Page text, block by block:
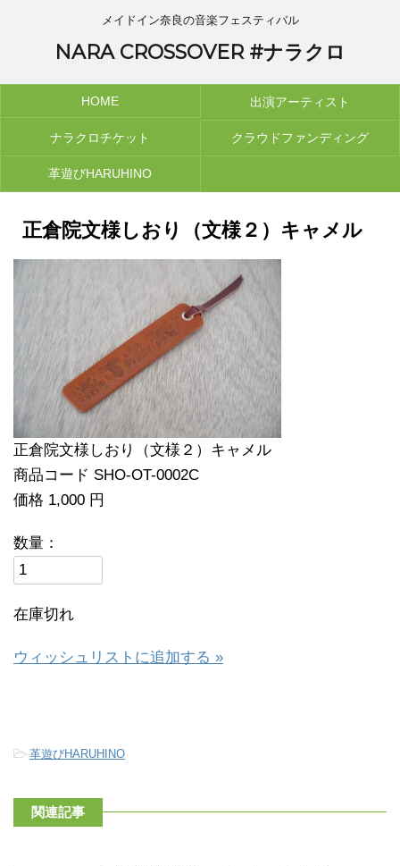
メイドイン奈良の音楽フェスティバル
NARA CROSSOVER #ナラクロ
HOME 出演アーティスト
ナラクロチケット クラウドファンディング
革遊びHARUHINO
正倉院文様しおり（文様２）キャメル
正倉院文様しおり（文様２）キャメル
商品コード SHO-OT-0002C
価格 1,000 円
数量：
在庫切れ
ウィッシュリストに追加する »
-革遊びHARUHINO
関連記事